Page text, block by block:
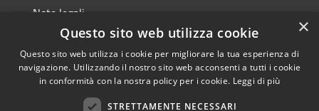
Note legali
Dichiarazione di accessibilità
Copyright © 2026 • Comune di
×
Questo sito web utilizza cookie
Questo sito web utilizza i cookie per migliorare la tua esperienza di
navigazione. Utilizzando il nostro sito web acconsenti a tutti i cookie
in conformità con la nostra policy per i cookie. Leggi di più
STRETTAMENTE NECESSARI